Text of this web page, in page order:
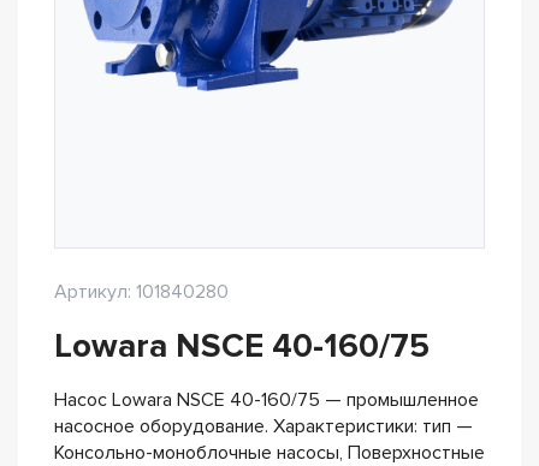
Артикул: 101840280
Lowara NSCE 40-160/75
Насос Lowara NSCE 40-160/75 — промышленное
насосное оборудование. Характеристики: тип —
Консольно-моноблочные насосы, Поверхностные